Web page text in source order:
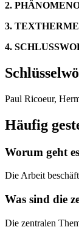
2.
3.
4.
Paul Ricoeur,
Häufig
Worum geht
Die Arbeit
Was sind die
Die zentralen